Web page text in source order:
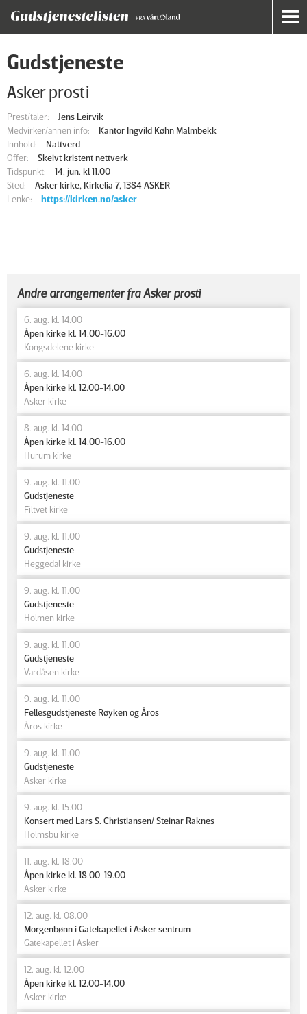
Gudstjeneste
Asker prosti
Prest/taler:
Jens Leirvik
Medvirker/annen info:
Kantor Ingvild Køhn Malmbekk
Innhold:
Nattverd
Offer:
Skeivt kristent nettverk
Tidspunkt:
14. jun. kl 11.00
Sted:
Asker kirke, Kirkelia 7, 1384 ASKER
Lenke:
https://kirken.no/asker
Andre arrangementer fra Asker prosti
6. aug. kl. 14.00
Åpen kirke kl. 14.00-16.00
Kongsdelene kirke
6. aug. kl. 14.00
Åpen kirke kl. 12.00-14.00
Asker kirke
8. aug. kl. 14.00
Åpen kirke kl. 14.00-16.00
Hurum kirke
9. aug. kl. 11.00
Gudstjeneste
Filtvet kirke
9. aug. kl. 11.00
Gudstjeneste
Heggedal kirke
9. aug. kl. 11.00
Gudstjeneste
Holmen kirke
9. aug. kl. 11.00
Gudstjeneste
Vardåsen kirke
9. aug. kl. 11.00
Fellesgudstjeneste Røyken og Åros
Åros kirke
9. aug. kl. 11.00
Gudstjeneste
Asker kirke
9. aug. kl. 15.00
Konsert med Lars S. Christiansen/ Steinar Raknes
Holmsbu kirke
11. aug. kl. 18.00
Åpen kirke kl. 18.00-19.00
Asker kirke
12. aug. kl. 08.00
Morgenbønn i Gatekapellet i Asker sentrum
Gatekapellet i Asker
12. aug. kl. 12.00
Åpen kirke kl. 12.00-14.00
Asker kirke